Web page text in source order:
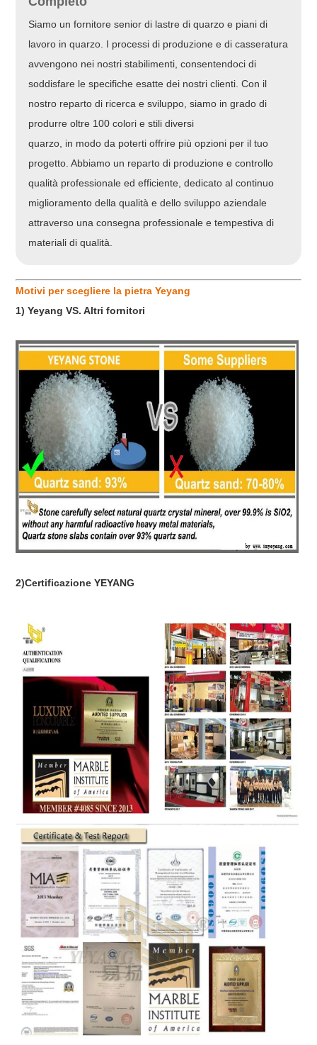
Siamo un fornitore senior di lastre di quarzo e piani di
lavoro in quarzo. I processi di produzione e di casseratura
avvengono nei nostri stabilimenti, consentendoci di
soddisfare le specifiche esatte dei nostri clienti. Con il
nostro reparto di ricerca e sviluppo, siamo in grado di
produrre oltre 100 colori e stili diversi
quarzo, in modo da poterti offrire più opzioni per il tuo
progetto. Abbiamo un reparto di produzione e controllo
qualità professionale ed efficiente, dedicato al continuo
miglioramento della qualità e dello sviluppo aziendale
attraverso una consegna professionale e tempestiva di
materiali di qualità.
Motivi per scegliere la pietra Yeyang
1) Yeyang VS. Altri fornitori
2)Certificazione YEYANG